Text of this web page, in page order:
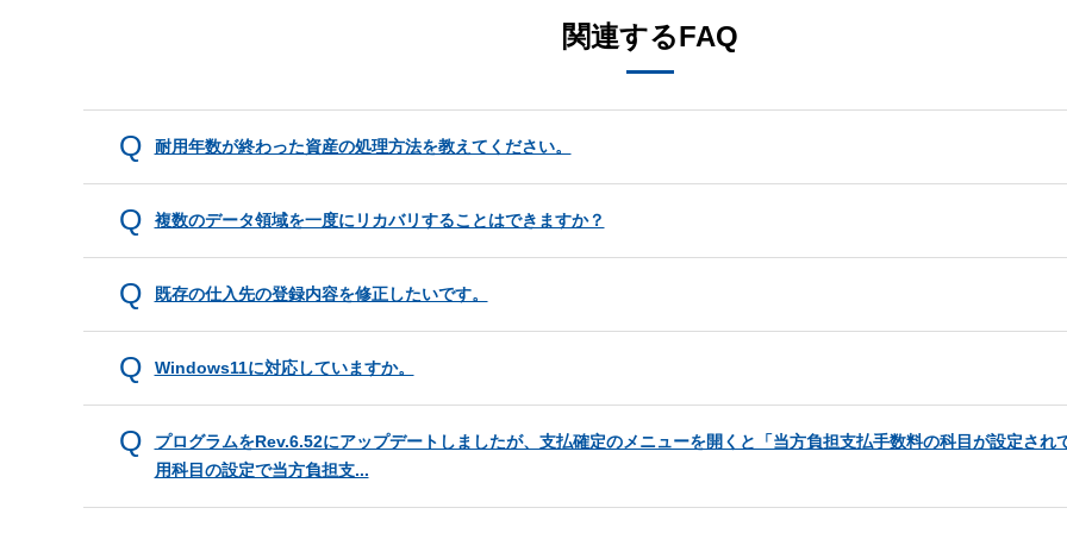
関連するFAQ
耐用年数が終わった資産の処理方法を教えてください。
複数のデータ領域を一度にリカバリすることはできますか？
既存の仕入先の登録内容を修正したいです。
Windows11に対応していますか。
プログラムをRev.6.52にアップデートしましたが、支払確定のメニューを開くと「当方負担支払手数料の科目が設定され
用科目の設定で当方負担支...